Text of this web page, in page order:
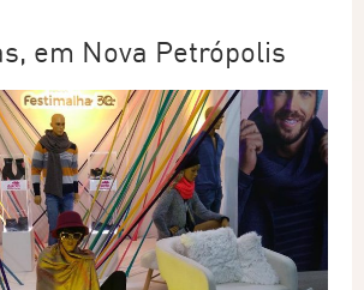
em Nova Petrópolis